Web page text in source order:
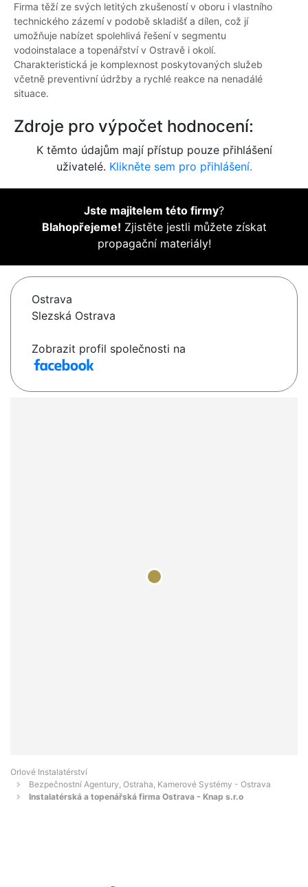
Firma těží ze svých letitých zkušeností v oboru i vlastního
technického zázemí v podobě skladišť a dílen, což jí
umožňuje nabízet spolehlivá řešení v segmentu
vodoinstalace a topenářství v Ostravě i okolí.
Charakteristická je komplexnost poskytovaných služeb
včetně preventivní údržby a rychlé reakce na nenadálé
situace.
Zdroje pro výpočet hodnocení:
K těmto údajům mají přístup pouze přihlášení
uživatelé. Klikněte sem pro přihlášení.
Jste majitelem této firmy?
Blahopřejeme! Zjistěte jestli můžete získat
propagační materiály!
Ostrava
Slezská Ostrava
Zobrazit profil společnosti na
Orlové Instalatérství
Bezpečnostní Agentury, Ostraha, Kamerové Systémy - Ostrava
Instalatérská a topenářská firma Ostrava - Knap s.r.o